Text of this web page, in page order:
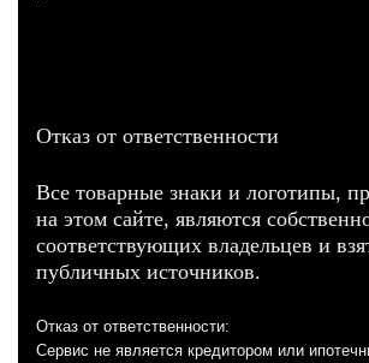
Отказ от ответственности
Все товарные знаки и логотипы,
на этом сайте, являются
соответствующих владельцев и
публичных источников.
Отказ от ответственности:
Сервис не является кредитором или